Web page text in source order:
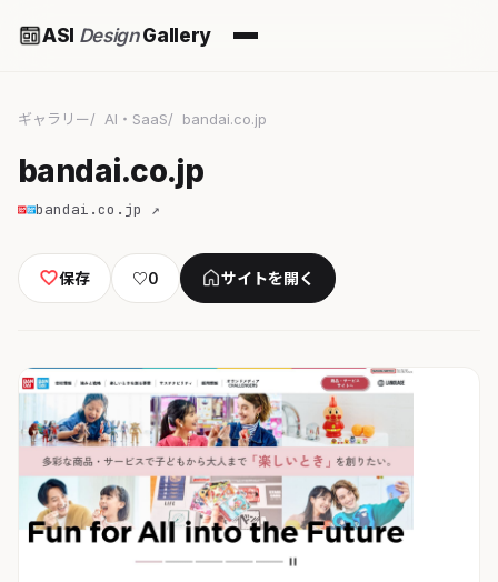
ASI DesignGallery
ギャラリー AI・SaaS bandai.co.jp
bandai.co.jp
bandai.co.jp ↗
保存 ♡0 サイトを開く